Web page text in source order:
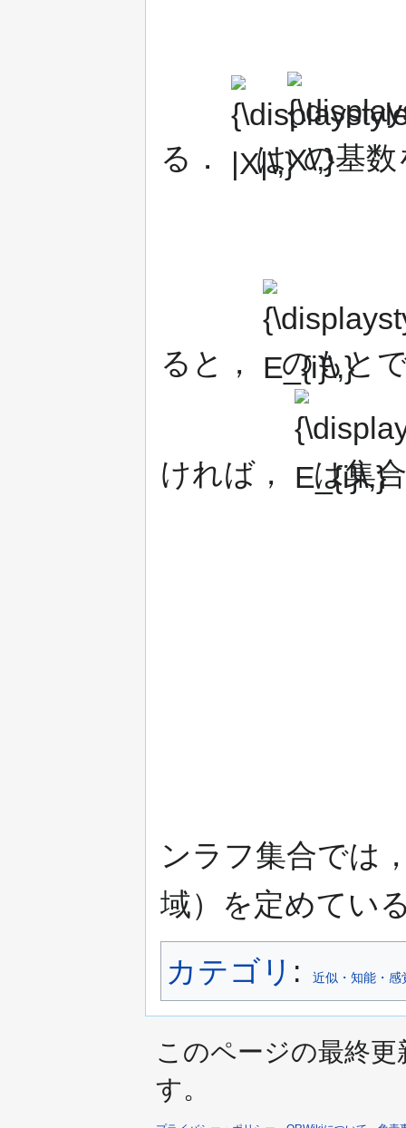
る． は の基
ると， のもと
ければ，
{\displaystyle
E_{i}\,}
は集
ンラフ集合では
域）を定めてい
カテゴリ : 近似・知能・感
このページの最終
す。